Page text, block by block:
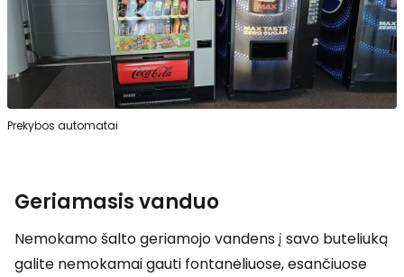
Prekybos automatai
Geriamasis vanduo
Nemokamo šalto geriamojo vandens į savo buteliuką
galite nemokamai gauti fontanėliuose, esančiuose